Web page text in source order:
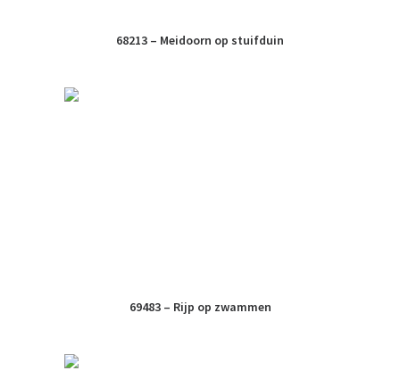
68213 – Meidoorn op stuifduin
69483 – Rijp op zwammen